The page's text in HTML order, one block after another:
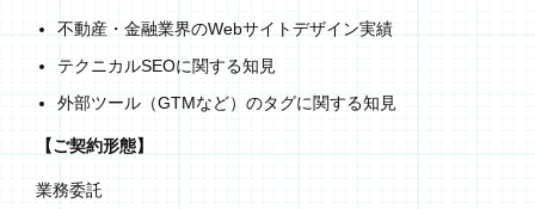
不動産・金融業界のWebサイトデザイン実績
テクニカルSEOに関する知見
外部ツール（GTMなど）のタグに関する知見
【ご契約形態】
業務委託